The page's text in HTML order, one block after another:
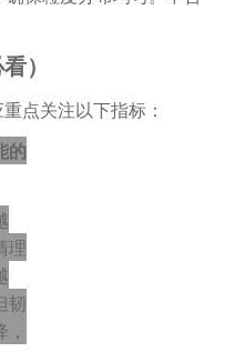
）
点关注以下指标：
的
理
韧